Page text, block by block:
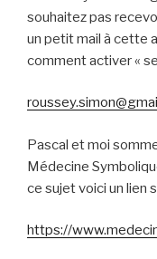
souhaitez pas
un petit mail à cette
comment activer «
Pascal et moi
Médecine
ce sujet voici un lien
https://